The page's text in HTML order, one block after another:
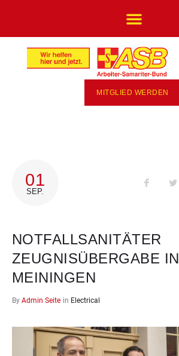
MITGLIED WERDEN
01
SEP.
NOTFALLSANITÄTER
ZEUGNISÜBERGABE IN
MEININGEN
By Admin Seite in Electrical